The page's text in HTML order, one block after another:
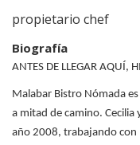
propietario chef
Biografía
ANTES DE LLEGAR AQUÍ,
Malabar Bistro Nómada
a mitad de camino. Cecilia
año 2008, trabajando con